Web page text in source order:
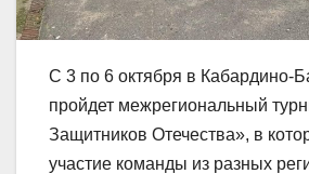
С 3 по 6 октября в Кабардино-
пройдет межрегиональный
Защитников Отечества», в
участие команды из разных